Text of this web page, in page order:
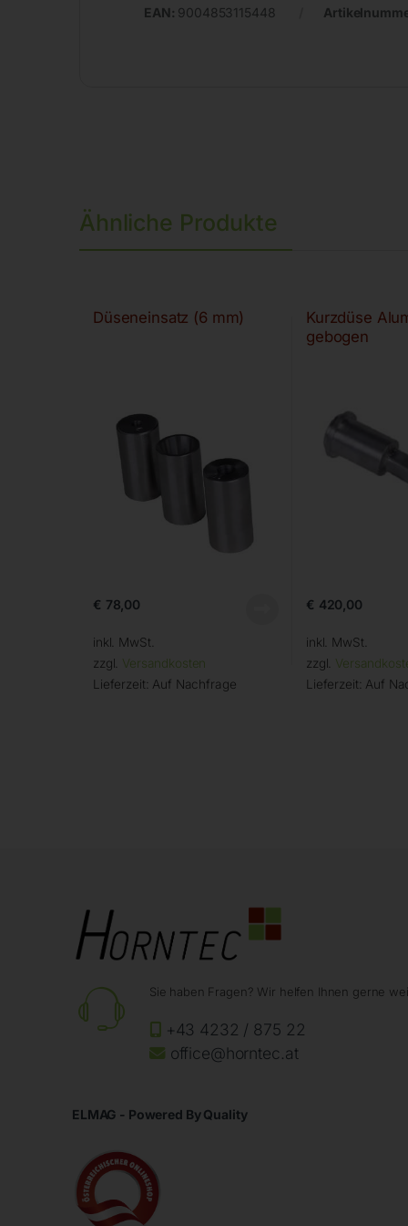
EAN: 9004853115448
Ähnliche Produkte
Düseneinsatz (6 mm)
€ 78,00
inkl. MwSt.
zzgl. Versandkosten
Lieferzeit: Auf Nachfrage
Kurzdüse
gebogen
€ 420,00
inkl. MwSt.
zzgl.
Lieferzeit: Auf
Sie haben Fragen? Wir helfen Ihnen gerne
+43 4232 / 875 22
office@horntec.at
ELMAG - Powered By Quality